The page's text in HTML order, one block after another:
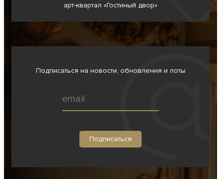
арт-квартал «Гостиный двор»
Подписаться на новости, обновления и лоты